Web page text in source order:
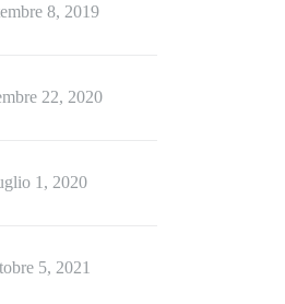
8, 2019
22, 2020
1, 2020
5, 2021